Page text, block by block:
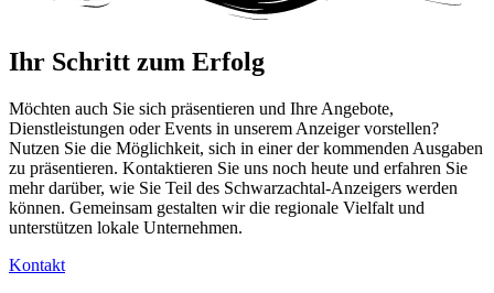
Ihr Schritt zum Erfolg
Möchten auch Sie sich präsentieren und Ihre Angebote,
Dienstleistungen oder Events in unserem Anzeiger vorstellen?
Nutzen Sie die Möglichkeit, sich in einer der kommenden Ausgaben
zu präsentieren. Kontaktieren Sie uns noch heute und erfahren Sie
mehr darüber, wie Sie Teil des Schwarzachtal-Anzeigers werden
können. Gemeinsam gestalten wir die regionale Vielfalt und
unterstützen lokale Unternehmen.
Kontakt